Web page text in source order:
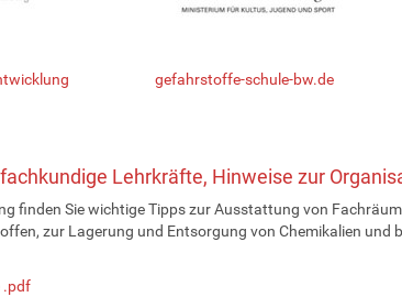
gefahrstoffe-schule-bw.de
Lehrkräfte, Hinweise zur
finden Sie wichtige Tipps zur Ausstattung von
zur Lagerung und Entsorgung von Chemikalien
.pdf